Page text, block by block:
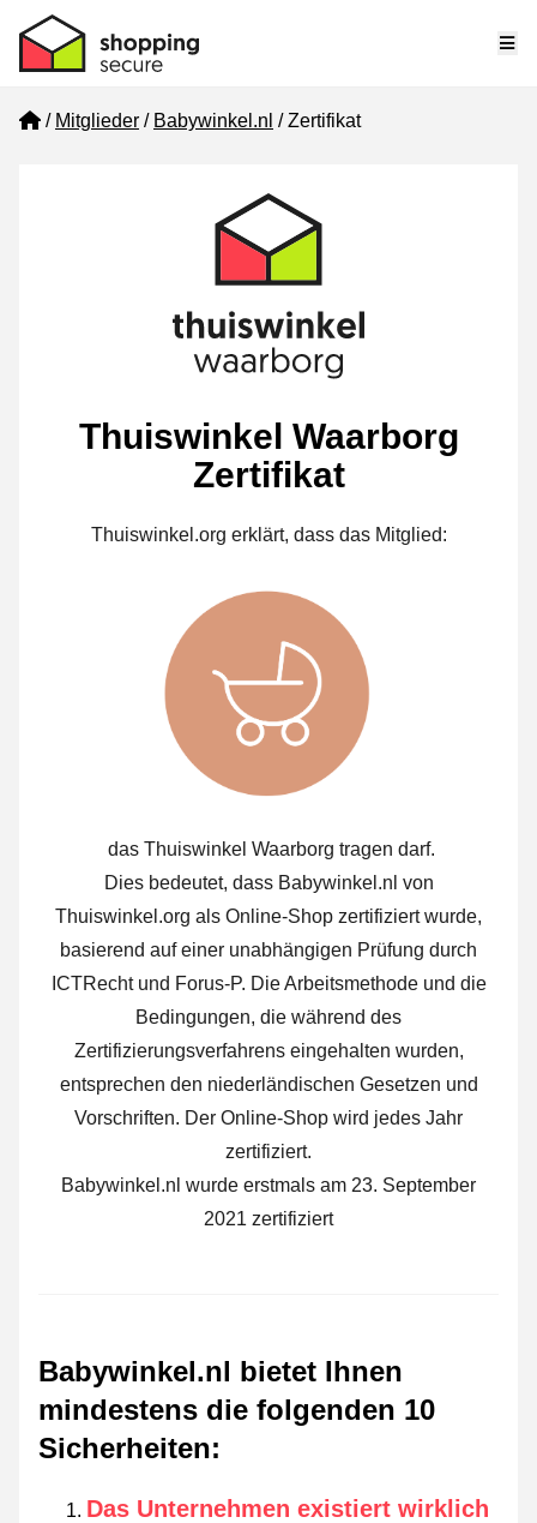
Home
Mitglieder Babywinkel.nl Zertifikat
Thuiswinkel Waarborg
Zertifikat
Thuiswinkel.org erklärt, dass das Mitglied:
das Thuiswinkel Waarborg tragen darf.
Dies bedeutet, dass Babywinkel.nl von
Thuiswinkel.org als Online-Shop zertifiziert wurde,
basierend auf einer unabhängigen Prüfung durch
ICTRecht und Forus-P. Die Arbeitsmethode und die
Bedingungen, die während des
Zertifizierungsverfahrens eingehalten wurden,
entsprechen den niederländischen Gesetzen und
Vorschriften. Der Online-Shop wird jedes Jahr
zertifiziert.
Babywinkel.nl wurde erstmals am 23. September
2021 zertifiziert
Babywinkel.nl bietet Ihnen
mindestens die folgenden 10
Sicherheiten:
Das Unternehmen existiert wirklich